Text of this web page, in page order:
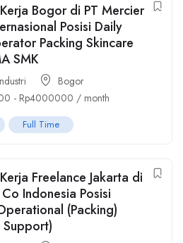
Bogor di PT Mercier
Posisi Daily
Packing Skincare
SMK
Bogor
- Rp4000000 / month
Full Time
Freelance Jakarta di
Indonesia Posisi
(Packing)
Support)